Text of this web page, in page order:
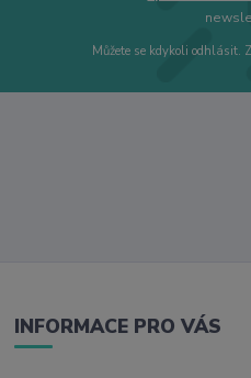
Můžete se kdykoli odhlásit.
INFORMACE PRO VÁS